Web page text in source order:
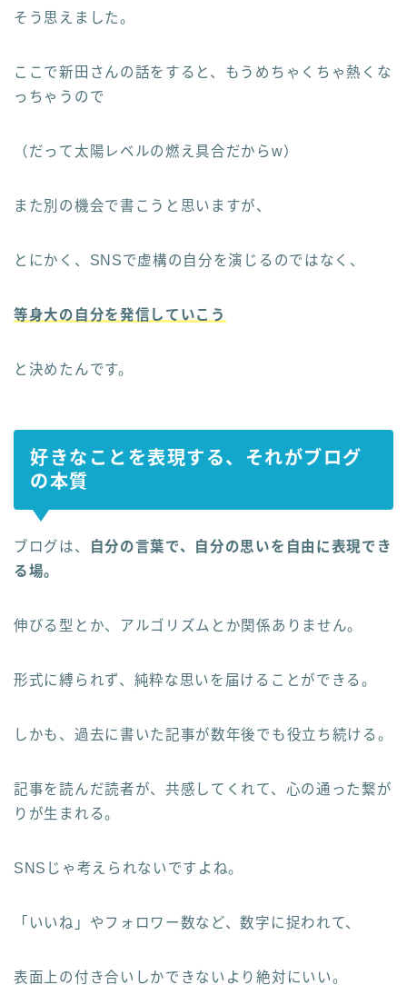
そう思えました。
ここで新田さんの話をすると、もうめちゃくちゃ熱くな
っちゃうので
（だって太陽レベルの燃え具合だからw）
また別の機会で書こうと思いますが、
とにかく、SNSで虚構の自分を演じるのではなく、
等身大の自分を発信していこう
と決めたんです。
好きなことを表現する、それがブログ
の本質
ブログは、
自分の言葉で、自分の思いを自由に表現でき
る場。
伸びる型とか、アルゴリズムとか関係ありません。
形式に縛られず、純粋な思いを届けることができる。
しかも、過去に書いた記事が数年後でも役立ち続ける。
記事を読んだ読者が、共感してくれて、心の通った繋が
りが生まれる。
SNSじゃ考えられないですよね。
「いいね」やフォロワー数など、数字に捉われて、
表面上の付き合いしかできないより絶対にいい。